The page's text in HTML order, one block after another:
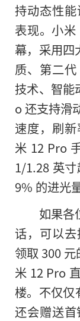
持动态性
表现。小
幕，采用四
质、第二
技术、智能
o 还支持滑
速度，刷
米 12 Pro
1/1.28 英
9% 的进光
如果各
话，可以
领取 300
米 12 Pro
楼。不仅仅
还会赠送